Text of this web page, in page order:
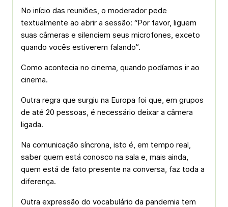
No início das reuniões, o moderador pede
textualmente ao abrir a sessão: “Por favor, liguem
suas câmeras e silenciem seus microfones, exceto
quando vocês estiverem falando”.
Como acontecia no cinema, quando podíamos ir ao
cinema.
Outra regra que surgiu na Europa foi que, em grupos
de até 20 pessoas, é necessário deixar a câmera
ligada.
Na comunicação síncrona, isto é, em tempo real,
saber quem está conosco na sala e, mais ainda,
quem está de fato presente na conversa, faz toda a
diferença.
Outra expressão do vocabulário da pandemia tem